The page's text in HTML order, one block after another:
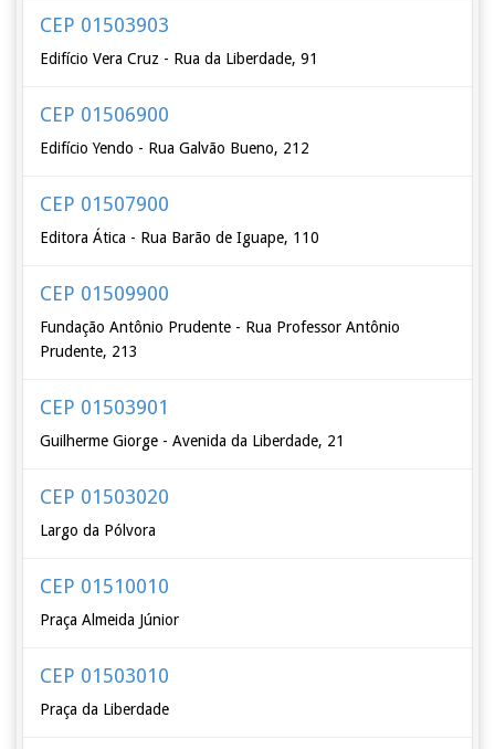
CEP 01503903
Edifício Vera Cruz - Rua da Liberdade, 91
CEP 01506900
Edifício Yendo - Rua Galvão Bueno, 212
CEP 01507900
Editora Ática - Rua Barão de Iguape, 110
CEP 01509900
Fundação Antônio Prudente - Rua Professor Antônio
Prudente, 213
CEP 01503901
Guilherme Giorge - Avenida da Liberdade, 21
CEP 01503020
Largo da Pólvora
CEP 01510010
Praça Almeida Júnior
CEP 01503010
Praça da Liberdade